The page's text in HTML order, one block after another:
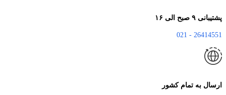
پشتیبانی ۹ صبح الی ۱۶
26414551 - 021
ارسال به تمام کشور